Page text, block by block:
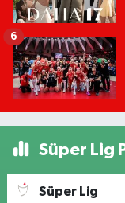
6
Süper Lig
Süper Lig